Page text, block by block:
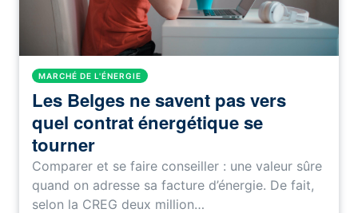
MARCHÉ DE L'ÉNERGIE
Les Belges ne savent pas vers
quel contrat énergétique se
tourner
Comparer et se faire conseiller : une valeur sûre
quand on adresse sa facture d’énergie. De fait,
selon la CREG deux million…